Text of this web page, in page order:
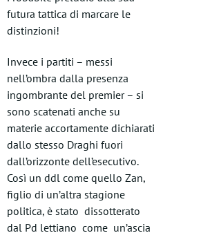
futura tattica di marcare le
distinzioni!
Invece i partiti – messi
nell’ombra dalla presenza
ingombrante del premier – si
sono scatenati anche su
materie accortamente dichiarati
dallo stesso Draghi fuori
dall’orizzonte dell’esecutivo.
Così un ddl come quello Zan,
figlio di un’altra stagione
politica, è stato dissotterato
dal Pd lettiano come un’ascia